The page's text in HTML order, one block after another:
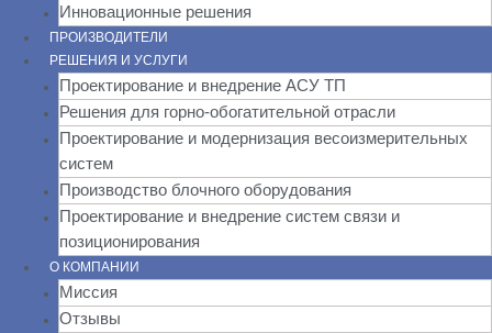
Инновационные решения
ПРОИЗВОДИТЕЛИ
РЕШЕНИЯ И УСЛУГИ
Проектирование и внедрение АСУ ТП
Решения для горно-обогатительной отрасли
Проектирование и модернизация весоизмерительных
систем
Производство блочного оборудования
Проектирование и внедрение систем связи и
позиционирования
О КОМПАНИИ
Миссия
Отзывы